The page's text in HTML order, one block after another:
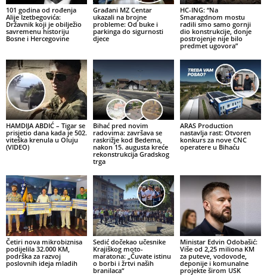
101 godina od rođenja
Alije Izetbegovića:
Državnik koji je obilježio
savremenu historiju
Bosne i Hercegovine
Građani MZ Centar
ukazali na brojne
probleme: Od buke i
parkinga do sigurnosti
djece
HC-ING: “Na
Smaragdnom mostu
radili smo samo gornji
dio konstrukcije, donje
postrojenje nije bilo
predmet ugovora”
HAMDIJA ABDIĆ – Tigar se
prisjetio dana kada je 502.
viteška krenula u Oluju
(VIDEO)
Bihać pred novim
radovima: završava se
raskrižje kod Bedema,
nakon 15. augusta kreće
rekonstrukcija Gradskog
trga
ARAS Production
nastavlja rast: Otvoren
konkurs za nove CNC
operatere u Bihaću
Četiri nova mikrobiznisa
podijelila 32.000 KM,
podrška za razvoj
poslovnih ideja mladih
Sedić dočekao učesnike
Krajiškog moto-
maratona: „Čuvate istinu
o borbi i žrtvi naših
branilaca“
Ministar Edvin Odobašić:
Više od 2,25 miliona KM
za puteve, vodovode,
deponije i komunalne
projekte širom USK